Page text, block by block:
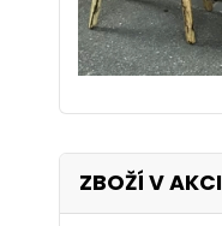
ZBOŽÍ V AKCI